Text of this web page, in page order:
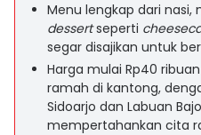
Menu lengkap dari nasi,
dessertseperti
segar disajikan untuk
Harga mulai Rp40
ramah di kantong,
Sidoarjo dan Labuan
mempertahankan cita